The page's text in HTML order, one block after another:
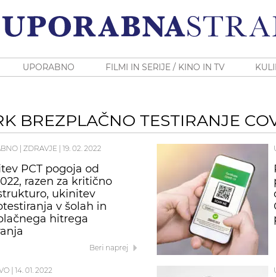
UPORABNO FILMI IN SERIJE / KINO IN TV
BREZPLAČNO TESTIRANJE
ZDRAVJE 19. 02. 2022
PCT pogoja od
razen za kritično
ukinitev
v šolah in
hitrega
Beri naprej
14. 01. 2022